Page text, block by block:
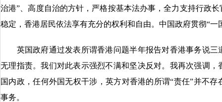
治港”、高度自治的方针，严格按基本法办事，全力支持行政
稳定，香港居民依法享有充分的权利和自由。中国政府贯彻“
英国政府通过发表所谓香港问题半年报告对香港事务说三
无理指责。我们对此表示强烈不满和坚决反对。我再次强调
国内政，任何外国无权干涉，英方对香港的所谓“责任”并不
事务。